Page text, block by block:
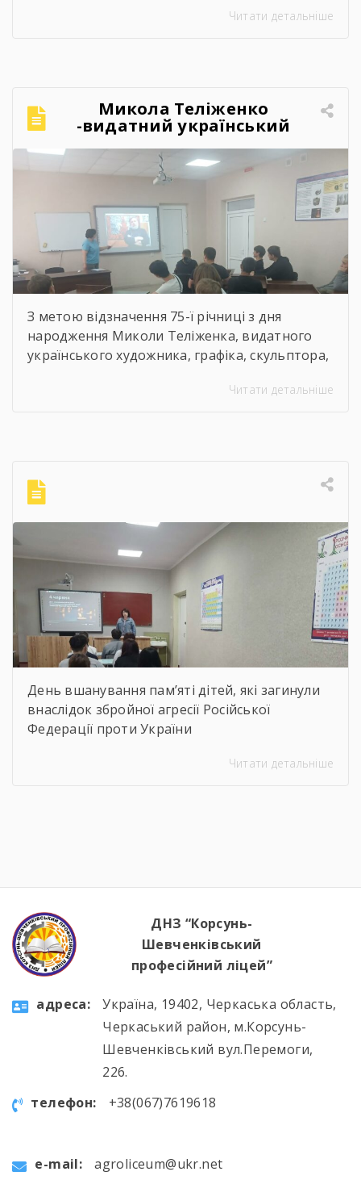
Читати детальніше
Микола Теліженко
-видатний український
художник, графік,
скульптор, майстер
декоративно-ужиткового
мистецтва
З метою відзначення 75-ї річниці з дня
народження Миколи Теліженка, видатного
українського художника, графіка, скульптора,
мистецтва, члена Національної спілки
години, під час яких студенти здійснили
віртуальну подорож до музею митця, де
кожен зміг побачити неймовірну
філігранність витинанок, графіки […]
Читати детальніше
День вшанування пам’яті дітей, які загинули
внаслідок збройної агресії Російської
Федерації проти України
Читати детальніше
ДНЗ “Корсунь-
Шевченківський
професійний ліцей”
aдресa:
Україна, 19402, Черкаська область,
Черкаський район, м.Корсунь-
Шевченківський вул.Перемоги,
226.
телефон:
+38(067)7619618
e-mail: agroliceum@ukr.net